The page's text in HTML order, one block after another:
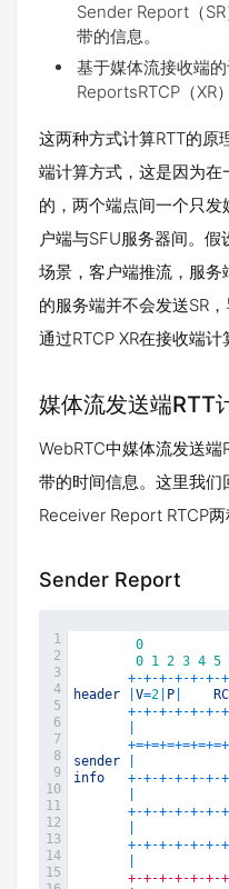
Sender Report（
带的信息。
基于媒体流接收端
ReportsRTCP（XR
这两种方式计算RTT的原
端计算方式，这是因为在
的，两个端点间一个只
户端与SFU服务器间。
场景，客户端推流，服
的服务端并不会发送SR
通过RTCP XR在接收端计
媒体流发送端RTT
WebRTC中媒体流发送端
带的时间信息。这里我
Receiver Report RTCP两
Sender Report
1
2
3
4
5
6
7
8
9
10
11
12
13
14
15
0
0 1 2 3 4 5
+-+-+-+-+-+-+
header
V=2 P RC
+-+-+-+-+-+-+
+=+=+=+=+=+=
sender
info
+-+-+-+-+-+-+
+-+-+-+-+-+-+
+-+-+-+-+-+-+
+-+-+-+-+-+-+-+-